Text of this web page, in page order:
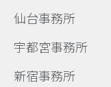
仙台事務所
宇都宮事務所
新宿事務所